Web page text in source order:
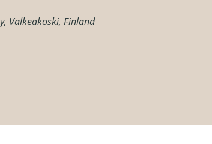
Valkeakoski, Finland